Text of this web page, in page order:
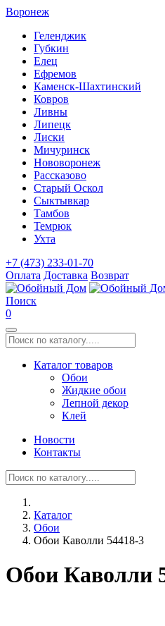
Воронеж
Геленджик
Губкин
Елец
Ефремов
Каменск-Шахтинский
Ковров
Ливны
Липецк
Лиски
Мичуринск
Нововоронеж
Рассказово
Старый Оскол
Сыктывкар
Тамбов
Темрюк
Ухта
+7 (473) 233-01-70
Оплата Доставка Возврат
Поиск
0
Каталог товаров
Обои
Жидкие обои
Лепной декор
Клей
Новости
Контакты
Каталог
Обои
Обои Каволли 54418-3
Обои Каволли